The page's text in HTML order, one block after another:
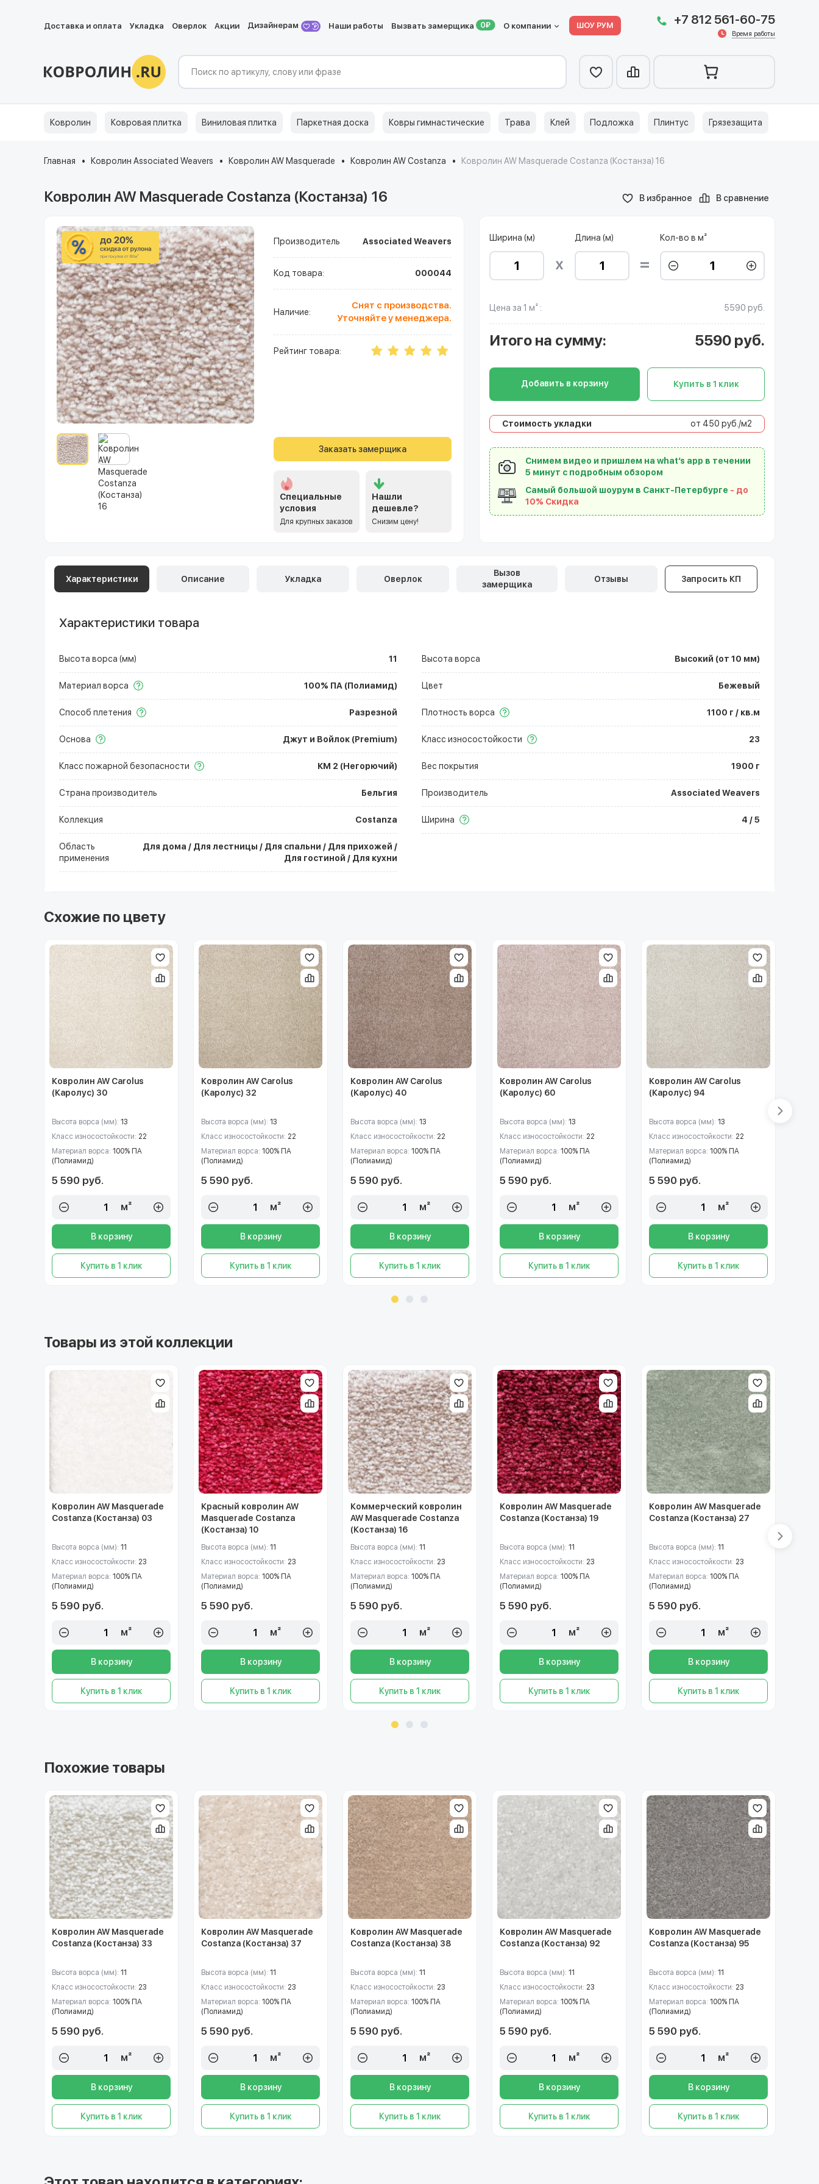
Доставка и оплата Укладка Оверлок Акции Дизайнерам Наши работы Вызвать замерщика О компании ШОУ РУМ +7 812 561-60-75
Время работы
Ковролин Ковровая плитка Виниловая плитка Паркетная доска Ковры гимнастические Трава Клей Подложка Плинтус Грязезащита
Главная Ковролин Associated Weavers Ковролин AW Masquerade Ковролин AW Costanza Ковролин AW Masquerade Costanza (Костанза) 16
Ковролин AW Masquerade Costanza (Костанза) 16 В избранное В сравнение
Производитель Associated Weavers
Код товара: 000044
Наличие:
Снят с производства.
Уточняйте у менеджера.
Рейтинг товара:
Заказать замерщика
Специальные
условия
Для крупных заказов
Нашли
дешевле?
Снизим цену!
Ширина (м) Длина (м) Кол-во в м²
Цена за 1 м² : 5590 руб.
Итого на сумму: 5590 руб.
Добавить в корзину Купить в 1 клик
Стоимость укладки от 450 руб./м2
Снимем видео и пришлем на what’s app в течении
5 минут с подробным обзором
Самый большой шоурум в Санкт-Петербурге - до
10% Скидка
Характеристики Описание Укладка Оверлок
Вызов
замерщика
Отзывы Запросить КП
Характеристики товара
Высота ворса (мм) 11 Высота ворса Высокий (от 10 мм)
Материал ворса 100% ПА (Полиамид) Цвет Бежевый
Способ плетения Разрезной Плотность ворса 1100 г / кв.м
Основа Джут и Войлок (Premium) Класс износостойкости 23
Класс пожарной безопасности КМ 2 (Негорючий) Вес покрытия 1900 г
Страна производитель Бельгия Производитель Associated Weavers
Коллекция Costanza Ширина 4 / 5
Область
применения
Для дома / Для лестницы / Для спальни / Для прихожей /
Для гостиной / Для кухни
Схожие по цвету
Ковролин AW Carolus
(Каролус) 30
Высота ворса (мм): 13
Класс износостойкости: 22
Материал ворса: 100% ПА
(Полиамид)
5 590 руб.
м²
В корзину
Купить в 1 клик
Ковролин AW Carolus
(Каролус) 32
Высота ворса (мм): 13
Класс износостойкости: 22
Материал ворса: 100% ПА
(Полиамид)
5 590 руб.
м²
В корзину
Купить в 1 клик
Ковролин AW Carolus
(Каролус) 40
Высота ворса (мм): 13
Класс износостойкости: 22
Материал ворса: 100% ПА
(Полиамид)
5 590 руб.
м²
В корзину
Купить в 1 клик
Ковролин AW Carolus
(Каролус) 60
Высота ворса (мм): 13
Класс износостойкости: 22
Материал ворса: 100% ПА
(Полиамид)
5 590 руб.
м²
В корзину
Купить в 1 клик
Ковролин AW Carolus
(Каролус) 94
Высота ворса (мм): 13
Класс износостойкости: 22
Материал ворса: 100% ПА
(Полиамид)
5 590 руб.
м²
В корзину
Купить в 1 клик
Товары из этой коллекции
Ковролин AW Masquerade
Costanza (Костанза) 03
Высота ворса (мм): 11
Класс износостойкости: 23
Материал ворса: 100% ПА
(Полиамид)
5 590 руб.
м²
В корзину
Купить в 1 клик
Красный ковролин AW
Masquerade Costanza
(Костанза) 10
Высота ворса (мм): 11
Класс износостойкости: 23
Материал ворса: 100% ПА
(Полиамид)
5 590 руб.
м²
В корзину
Купить в 1 клик
Коммерческий ковролин
AW Masquerade Costanza
(Костанза) 16
Высота ворса (мм): 11
Класс износостойкости: 23
Материал ворса: 100% ПА
(Полиамид)
5 590 руб.
м²
В корзину
Купить в 1 клик
Ковролин AW Masquerade
Costanza (Костанза) 19
Высота ворса (мм): 11
Класс износостойкости: 23
Материал ворса: 100% ПА
(Полиамид)
5 590 руб.
м²
В корзину
Купить в 1 клик
Ковролин AW Masquerade
Costanza (Костанза) 27
Высота ворса (мм): 11
Класс износостойкости: 23
Материал ворса: 100% ПА
(Полиамид)
5 590 руб.
м²
В корзину
Купить в 1 клик
Похожие товары
Ковролин AW Masquerade
Costanza (Костанза) 33
Высота ворса (мм): 11
Класс износостойкости: 23
Материал ворса: 100% ПА
(Полиамид)
5 590 руб.
м²
В корзину
Купить в 1 клик
Ковролин AW Masquerade
Costanza (Костанза) 37
Высота ворса (мм): 11
Класс износостойкости: 23
Материал ворса: 100% ПА
(Полиамид)
5 590 руб.
м²
В корзину
Купить в 1 клик
Ковролин AW Masquerade
Costanza (Костанза) 38
Высота ворса (мм): 11
Класс износостойкости: 23
Материал ворса: 100% ПА
(Полиамид)
5 590 руб.
м²
В корзину
Купить в 1 клик
Ковролин AW Masquerade
Costanza (Костанза) 92
Высота ворса (мм): 11
Класс износостойкости: 23
Материал ворса: 100% ПА
(Полиамид)
5 590 руб.
м²
В корзину
Купить в 1 клик
Ковролин AW Masquerade
Costanza (Костанза) 95
Высота ворса (мм): 11
Класс износостойкости: 23
Материал ворса: 100% ПА
(Полиамид)
5 590 руб.
м²
В корзину
Купить в 1 клик